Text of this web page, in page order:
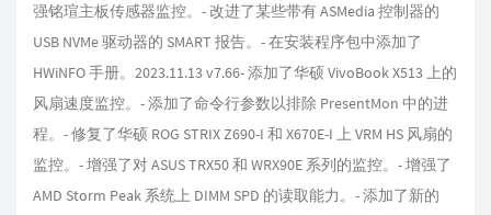
强铭瑄主板传感器监控。- 改进了某些带有 ASMedia 控制器的
USB NVMe 驱动器的 SMART 报告。- 在安装程序包中添加了
HWiNFO 手册。2023.11.13 v7.66- 添加了华硕 VivoBook X513 上的
风扇速度监控。- 添加了命令行参数以排除 PresentMon 中的进
程。- 修复了华硕 ROG STRIX Z690-I 和 X670E-I 上 VRM HS 风扇的
监控。- 增强了对 ASUS TRX50 和 WRX90E 系列的监控。- 增强了
AMD Storm Peak 系统上 DIMM SPD 的读取能力。- 添加了新的